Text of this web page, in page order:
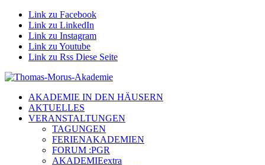
Link zu Facebook
Link zu LinkedIn
Link zu Instagram
Link zu Youtube
Link zu Rss Diese Seite
AKADEMIE IN DEN HÄUSERN
AKTUELLES
VERANSTALTUNGEN
TAGUNGEN
FERIENAKADEMIEN
FORUM :PGR
AKADEMIEextra